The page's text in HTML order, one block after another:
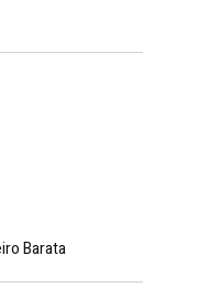
Barata